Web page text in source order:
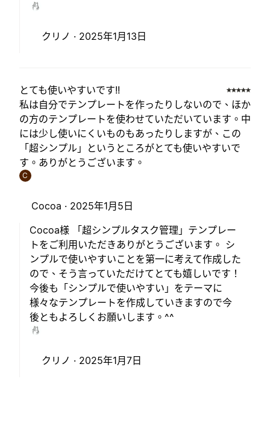
クリノ · 2025年1月13日
とても使いやすいです!!
私は自分でテンプレートを作ったりしないので、ほか
の方のテンプレートを使わせていただいています。中
には少し使いにくいものもあったりしますが、この
「超シンプル」というところがとても使いやすいで
す。ありがとうございます。
C
Cocoa · 2025年1月5日
Cocoa様 「超シンプルタスク管理」テンプレー
トをご利用いただきありがとうございます。 シ
ンプルで使いやすいことを第一に考えて作成した
ので、そう言っていただけてとても嬉しいです！
今後も「シンプルで使いやすい」をテーマに
様々なテンプレートを作成していきますので今
後ともよろしくお願いします。^^
クリノ · 2025年1月7日